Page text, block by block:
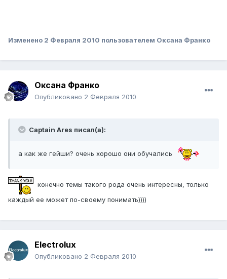
Изменено 2 Февраля 2010 пользователем Оксана Франко
Оксана Франко
Опубликовано 2 Февраля 2010
Captain Ares писал(а):
а как же гейши? очень хорошо они обучались
конечно темы такого рода очень интересны, только
каждый ее может по-своему понимать))))
Electrolux
Опубликовано 2 Февраля 2010